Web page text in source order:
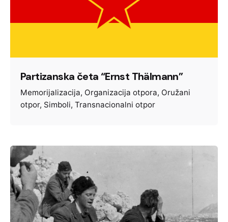
Partizanska četa “Ernst Thälmann”
Memorijalizacija Organizacija otpora Oružani
otpor Simboli Transnacionalni otpor